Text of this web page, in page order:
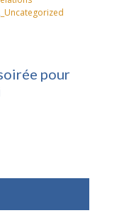
_Uncategorized
pour